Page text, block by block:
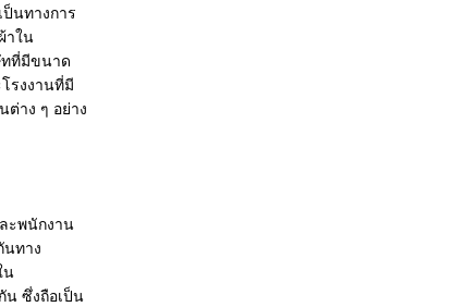
ป็นทางการ
าใน
ทที่มีขนาด
รงงานที่มี
าง ๆ อย่าง
ะพนักงาน
นทาง
น
น ซึ่งถือเป็น